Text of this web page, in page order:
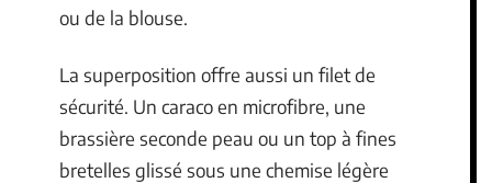
ou de la blouse.
La superposition offre aussi un filet de
sécurité. Un caraco en microfibre, une
brassière seconde peau ou un top à fines
bretelles glissé sous une chemise légère